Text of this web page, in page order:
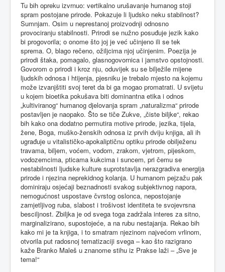
Tu bih opreku izvrnuo: vertikalno urušavanje humanog stoji
spram postojane prirode. Pokazuje li ljudsko neku stabilnost?
Sumnjam. Osim u neprestanoj proizvodnji odnosno
provociranju stabilnosti. Prirodi se nužno posuđuje jezik kako
bi progovorila; o onome što joj je već učinjeno ili se tek
sprema. O, blago rečeno, ožiljcima njoj učinjenim. Poezija je
prirodi štaka, pomagalo, glasnogovornica i jamstvo opstojnosti.
Govorom o prirodi i kroz nju, oduvijek su se bilježile mijene
ljudskih odnosa i htijenja, pjesniku je trebalo mjesto na kojemu
može izvanjštiti svoj teret da bi ga mogao promatrati. U svijetu
u kojem bioetika pokušava biti dominantna etika i odnos
„kultiviranog“ humanog djelovanja spram „naturalizma“ prirode
postavljen je naopako. Što se tiče Zukve, „čiste biljke“, rekao
bih kako ona dodatno permutira motive prirode, jezika, tijela,
žene, Boga, muško-ženskih odnosa iz prvih dviju knjiga, ali ih
ugrađuje u vitalističko-apokaliptičnu optiku prirode obilježenu
travama, biljem, voćem, vodom, zrakom, vjetrom, pijeskom,
vodozemcima, pticama kukcima i suncem, pri čemu se
nestabilnosti ljudske kulture suprotstavlja nerazgradiva energija
prirode i njezina neprekidnog kolanja. U humanom pejzažu pak
dominiraju osjećaji beznadnosti svakog subjektivnog napora,
nemogućnost uspostave čvrstog oslonca, nepostojanje
zamjetljivog ruba, slabost i trošivost identiteta te svojevrsna
besciljnost. Zbiljka je od svega toga zadržala interes za sitno,
marginalizirano, supostojeće, a na rubu nestajanja. Rekao bih
kako mi je ta knjiga, i to smatram njezinom najvećom vrlinom,
otvorila put radosnoj tematizaciji svega – kao što razigrano
kaže Branko Maleš u znanome stihu iz Prakse laži – „Sve je
tema!“